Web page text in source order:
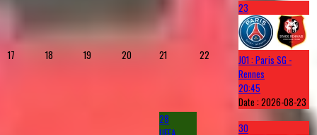
17 18 19 20 21 22
23
J01 : Paris SG -
Rennes
20:45
Date :2026-08-23
28
30